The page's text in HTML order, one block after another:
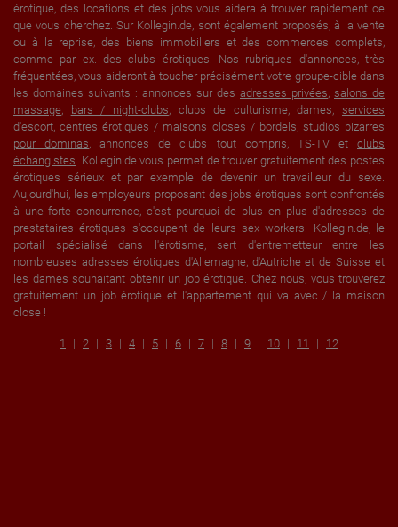
érotique, des locations et des jobs vous aidera à trouver rapidement ce
que vous cherchez. Sur Kollegin.de, sont également proposés, à la vente
ou à la reprise, des biens immobiliers et des commerces complets,
comme par ex. des clubs érotiques. Nos rubriques d'annonces, très
fréquentées, vous aideront à toucher précisément votre groupe-cible dans
les domaines suivants : annonces sur des adresses privées salons de
massage
bars / night-clubs , clubs de culturisme, dames, services
d'escort , centres érotiques / maisons closes / bordels studios bizarres
pour dominas , annonces de clubs tout compris, TS-TV etclubs
échangistes . Kollegin.de vous permet de trouver gratuitement des postes
érotiques sérieux et par exemple de devenir un travailleur du sexe.
Aujourd'hui, les employeurs proposant des jobs érotiques sont confrontés
à une forte concurrence, c'est pourquoi de plus en plus d'adresses de
prestataires érotiques s'occupent de leurs sex workers. Kollegin.de, le
portail spécialisé dans l'érotisme, sert d'entremetteur entre les
nombreuses adresses érotiques d'Allemagne, d'Autricheet deSuisse et
les dames souhaitant obtenir un job érotique. Chez nous, vous trouverez
gratuitement un job érotique et l'appartement qui va avec / la maison
close !
1 2 3 4 5 6 7 8 9 10 11 12